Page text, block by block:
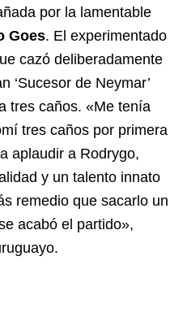
por la lamentable
Goes. El experimentado
cazó deliberadamente
‘Sucesor de Neymar’
tres caños. «Me tenía
tres caños por primera
aplaudir a Rodrygo,
y un talento innato
remedio que sacarlo un
acabó el partido»,